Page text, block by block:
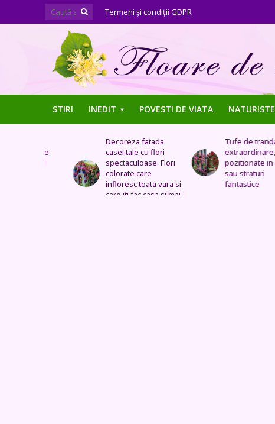
Termeni şi condiţii GDPR
STIRI INEDIT POVESTI DE VIATA NATURISTE
Decoreza fatada
casei tale cu flori
spectaculoase. Flori
colorate care
infloresc toata vara si
care iti fac casa si mai
Tufe de trandafiri
extraordinare,
pozitionate in arcade
sau straturi
fantastice